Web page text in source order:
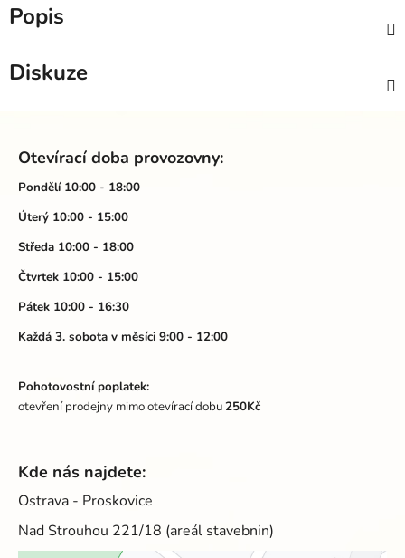
Popis
Diskuze
Otevírací doba provozovny:
Pondělí 10:00 - 18:00
Úterý 10:00 - 15:00
Středa 10:00 - 18:00
Čtvrtek 10:00 - 15:00
Pátek 10:00 - 16:30
Každá 3. sobota v měsíci 9:00 - 12:00
Pohotovostní poplatek:
otevření prodejny mimo otevírací dobu250Kč
Kde nás najdete:
Ostrava - Proskovice
Nad Strouhou 221/18 (areál stavebnin)